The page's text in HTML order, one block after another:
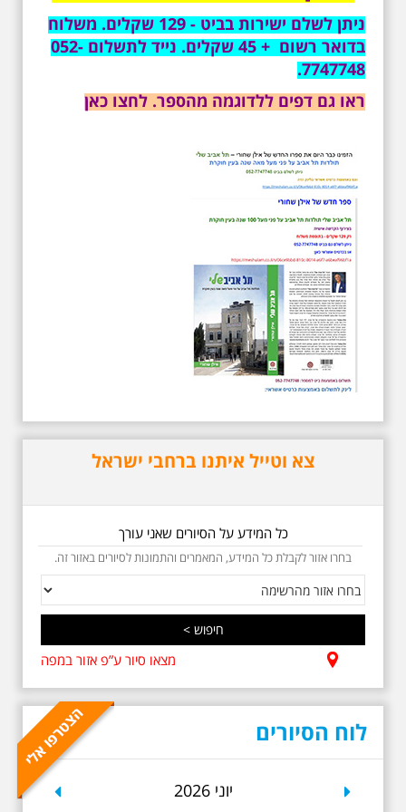
משיריו של אריק איינשטיין ונסיים את
הסיור ליד קברו בבית הקברות
טרומפלדור. תוצרת הארץ
3.7.2026 - שישי בבוקר ב
10:00 אריק איינשטיין
סיור בסימן עשור
לפטירתו. סיור מיוחד
בעקבות חייו ושיריו -
עטור מצחך זהב שחור
תחנות תל אביביות מחייו
של אריק איינשטיין -
מתאים גם למשפחות -
תוצרת הארץ
סיור מיוחד לזכרו של אריק איינשטיין,
בעקבות שתיים עשרה שנים
לפטירתו. סיור באחדים מתחנותיו של
ממקום ילדותו, דרך המקומות שהזכיר
בשיריו. מקום עליהם חלם והתגעגע.
נתחיל מבית הולדתו ברחוב גורדון.
נשמע אחדים משיריו של אריק
בבית הקברות טרומפלדור. תוצרת
וגם קצת אלתרמן סיור
מיוחד בעקבות חייו
ושיריוו - עטור מצחך זהב
שחור תחנות תל אביביות
מתאים גם למשפחות -
ניתן לשלם ישירות בביט - 129 שקלים. משלוח
בדואר רשום + 45 שקלים. נייד לתשלום 052-
7747748.
ראו גם דפים ללדוגמה מהספר. לחצו כאן
צא וטייל איתנו ברחבי ישראל
כל המידע על הסיורים שאני עורך
בחרו אזור לקבלת כל המידע, המאמרים והתמונות לסיורים באזור זה.
מצאו סיור ע”פ אזור במפה
לוח הסיורים
יוני 2026 Next